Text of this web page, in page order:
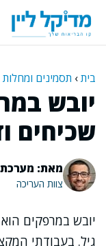
לתוכן
בית› תסמינים ומחלות
יובש
שכיחים
מאת: מערכת
צוות העריכה
יובש במרפקים
גיל. בעבודתי